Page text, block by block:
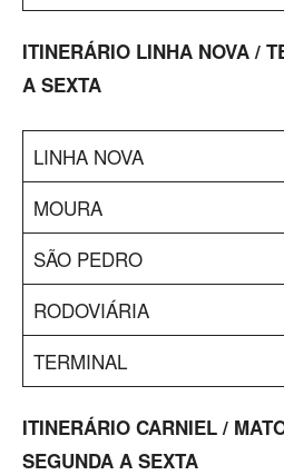
ITINERÁRIO LINHA NOVA /
A SEXTA
LINHA NOVA
MOURA
SÃO PEDRO
RODOVIÁRIA
TERMINAL
ITINERÁRIO CARNIEL /
SEGUNDA A SEXTA